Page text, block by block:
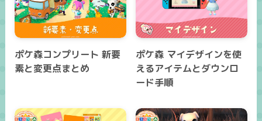
ポケ森コンプリート 新要
素と変更点まとめ
ポケ森 マイデザインを使
えるアイテムとダウンロ
ード手順